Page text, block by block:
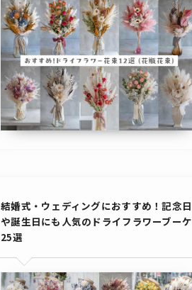
結婚式・ウェディングにおすすめ！記念日
や誕生日にも人気のドライフラワーブーケ
25選